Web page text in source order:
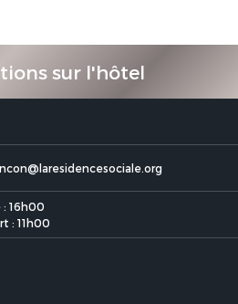
sur l'hôtel
: 16h00
: 11h00